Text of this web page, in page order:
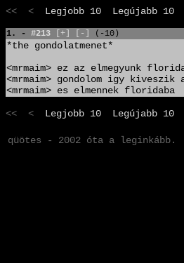
<< < Legjobb 10 Legújabb 10
1. - #213 [+] [-] (-10)
*the gondolatmenet*
<mrmaim> ez az elmegyunk
<mrmaim> gondolom igy kiveszik
<mrmaim> es elmennek floridaba
<< < Legjobb 10 Legújabb 10
qüötes - 2002 óta a leginkább.